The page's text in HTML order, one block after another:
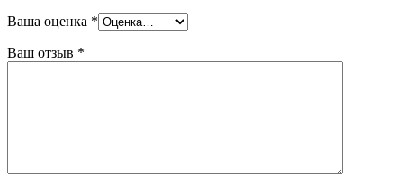
Ваша оценка *
Ваш отзыв *